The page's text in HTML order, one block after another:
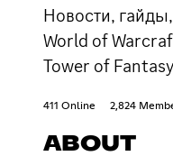
Новости,
World of
Tower of Fantasy
411 Online 2,824
ABOUT